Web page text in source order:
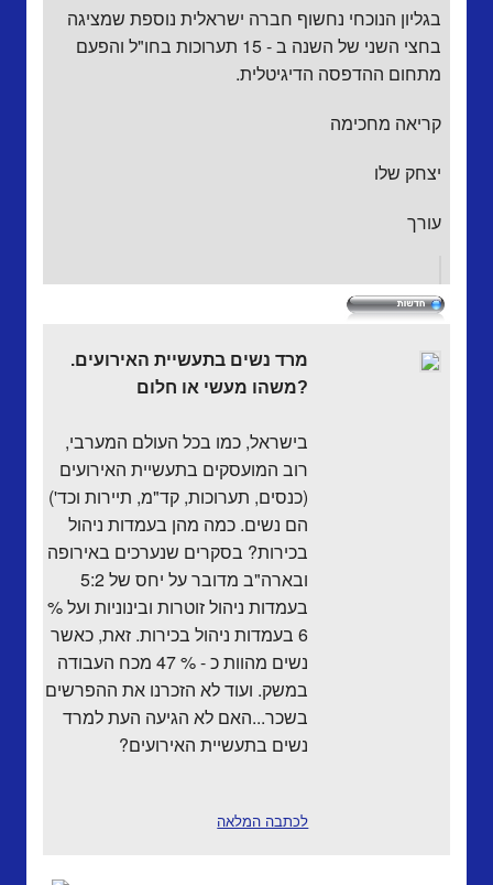
בגליון הנוכחי נחשוף חברה ישראלית נוספת שמציגה
בחצי השני של השנה ב - 15 תערוכות בחו"ל והפעם
מתחום ההדפסה הדיגיטלית.
קריאה מחכימה
יצחק שלו
עורך
מרד נשים בתעשיית האירועים.
משהו מעשי או חלום?
בישראל, כמו בכל העולם המערבי,
רוב המועסקים בתעשיית האירועים
(כנסים, תערוכות, קד"מ, תיירות וכד')
הם נשים. כמה מהן בעמדות ניהול
בכירות? בסקרים שנערכים באירופה
ובארה"ב מדובר על יחס של 5:2
בעמדות ניהול זוטרות ובינוניות ועל %
6 בעמדות ניהול בכירות. זאת, כאשר
נשים מהוות כ - % 47 מכח העבודה
במשק. ועוד לא הזכרנו את ההפרשים
בשכר...האם לא הגיעה העת למרד
נשים בתעשיית האירועים?
לכתבה המלאה